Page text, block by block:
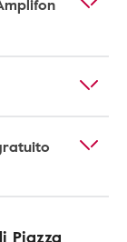
Piazza